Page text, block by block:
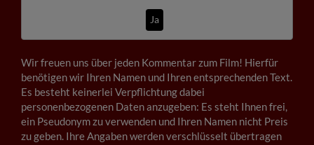
Ja
Wir freuen uns über jeden Kommentar zum Film! Hierfür
benötigen wir Ihren Namen und Ihren entsprechenden Text.
Es besteht keinerlei Verpflichtung dabei
personenbezogenen Daten anzugeben: Es steht Ihnen frei,
ein Pseudonym zu verwenden und Ihren Namen nicht Preis
zu geben. Ihre Angaben werden verschlüsselt übertragen